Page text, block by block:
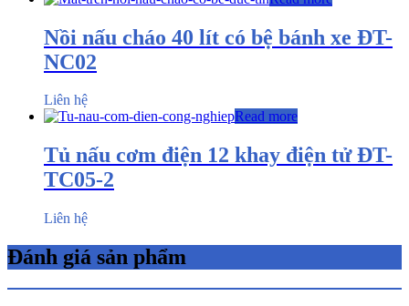
Nồi nấu cháo 40 lít có bệ bánh xe ĐT-
NC02
Liên hệ
Read more
Tủ nấu cơm điện 12 khay điện tử ĐT-
TC05-2
Liên hệ
Đánh giá sản phẩm